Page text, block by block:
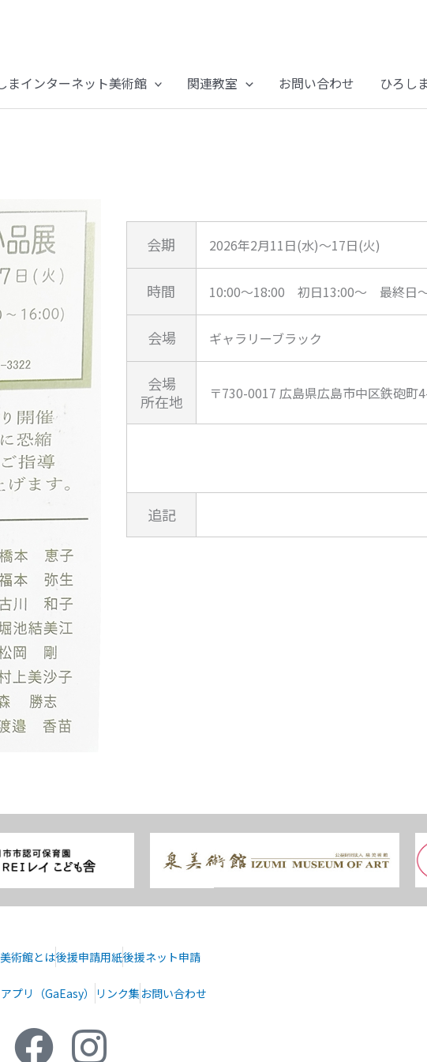
まインターネット美術館 関連教室 お問い合わせ ひろし
会期 2026年2月11日(水)～17日(火)
時間 10:00～18:00 初日13:00～ 最終日
会場 ギャラリーブラック
会場
所在地
〒730-0017 広島県広島市中区鉄砲町
追記
術館とは後援申請用紙後援ネット申請
プリ（GaEasy） リンク集 お問い合わせ